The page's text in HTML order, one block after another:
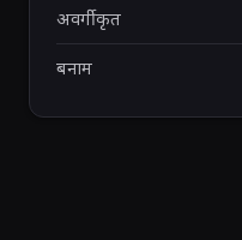
अवर्गीकृत
बनाम